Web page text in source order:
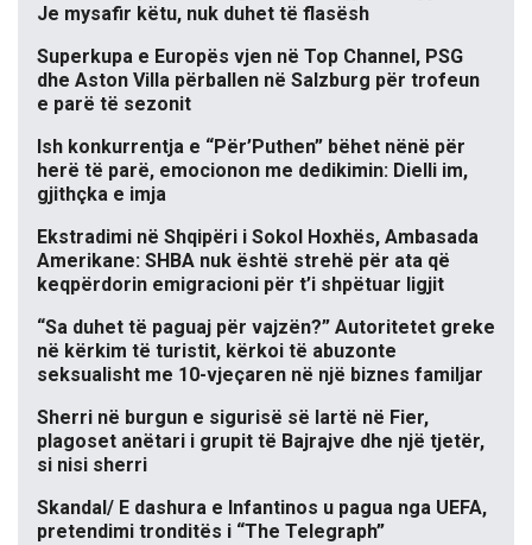
Je mysafir këtu, nuk duhet të flasësh
Superkupa e Europës vjen në Top Channel, PSG
dhe Aston Villa përballen në Salzburg për trofeun
e parë të sezonit
Ish konkurrentja e “Për’Puthen” bëhet nënë për
herë të parë, emocionon me dedikimin: Dielli im,
gjithçka e imja
Ekstradimi në Shqipëri i Sokol Hoxhës, Ambasada
Amerikane: SHBA nuk është strehë për ata që
keqpërdorin emigracioni për t’i shpëtuar ligjit
“Sa duhet të paguaj për vajzën?” Autoritetet greke
në kërkim të turistit, kërkoi të abuzonte
seksualisht me 10-vjeçaren në një biznes familjar
Sherri në burgun e sigurisë së lartë në Fier,
plagoset anëtari i grupit të Bajrajve dhe një tjetër,
si nisi sherri
Skandal/ E dashura e Infantinos u pagua nga UEFA,
pretendimi tronditës i “The Telegraph”